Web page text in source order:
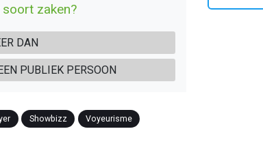
zaken?
DAN
PUBLIEK PERSOON
Showbizz Voyeurisme